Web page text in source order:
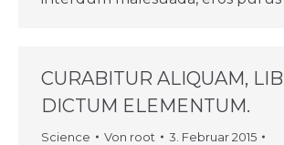
CURABITUR ALIQUAM,
DICTUM ELEMENTUM.
Science Von root
3. Februar 2015